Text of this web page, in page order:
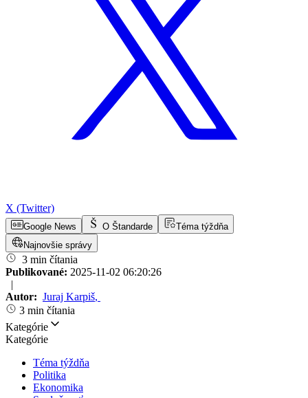
X (Twitter)
Google News O Štandarde
Téma týždňa
Najnovšie správy
3 min čítania
Publikované: 2025-11-02 06:20:26
|
Autor: Juraj Karpiš,
3 min čítania
Kategórie
Kategórie
Téma týždňa
Politika
Ekonomika